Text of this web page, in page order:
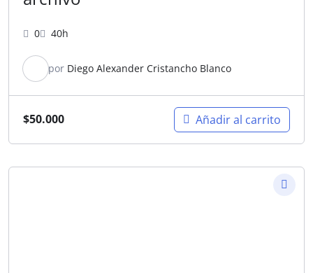
0 40h
por Diego Alexander Cristancho Blanco
$50.000 Añadir al carrito